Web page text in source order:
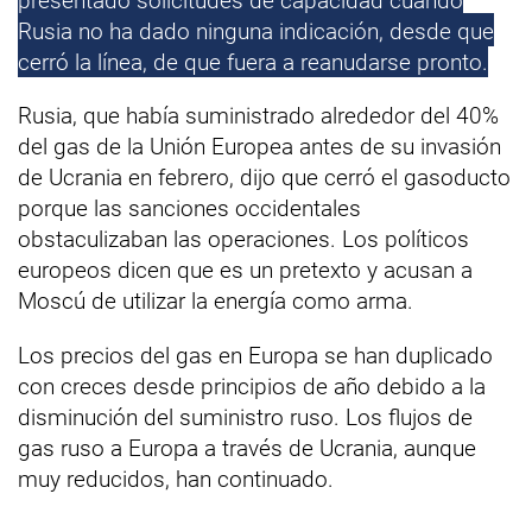
Rusia no ha dado ninguna indicación, desde que
cerró la línea, de que fuera a reanudarse pronto.
Rusia, que había suministrado alrededor del 40%
del gas de la Unión Europea antes de su invasión
de Ucrania en febrero, dijo que cerró el gasoducto
porque las sanciones occidentales
obstaculizaban las operaciones. Los políticos
europeos dicen que es un pretexto y acusan a
Moscú de utilizar la energía como arma.
Los precios del gas en Europa se han duplicado
con creces desde principios de año debido a la
disminución del suministro ruso. Los flujos de
gas ruso a Europa a través de Ucrania, aunque
muy reducidos, han continuado.